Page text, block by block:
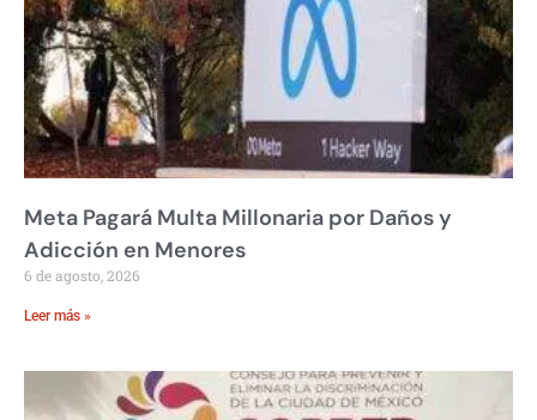
Meta Pagará Multa Millonaria por Daños y
Adicción en Menores
6 de agosto, 2026
Leer más »